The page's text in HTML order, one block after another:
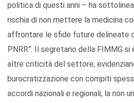
politica di questi anni – ha
rischia di non mettere la medicina
affrontare le sfide future delineate
PNRR”. Il segretario della FIMMG
altre criticità del settore,
burocratizzazione con compiti
accordi nazionali e regionali; la non